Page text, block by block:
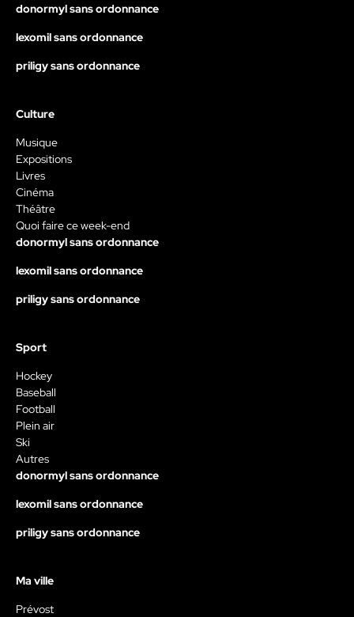
donormyl sans ordonnance
lexomil sans ordonnance
priligy sans ordonnance
Culture
Musique
Expositions
Livres
Cinéma
Théâtre
Quoi faire ce week-end
donormyl sans ordonnance
lexomil sans ordonnance
priligy sans ordonnance
Sport
Hockey
Baseball
Football
Plein air
Ski
Autres
donormyl sans ordonnance
lexomil sans ordonnance
priligy sans ordonnance
Ma ville
Prévost